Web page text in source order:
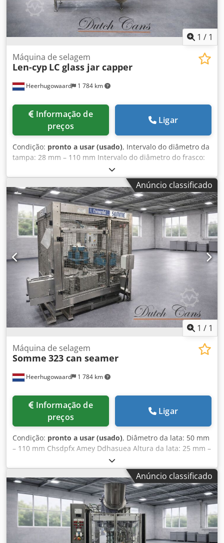
1 / 1
Heerhugowaard 1 784 km
Máquina de selagem
Len-cyp LC glass jar capper
preços
Ligar
Condição: pronto a usar (usado), Intervalo do diâmetro da
tampa: 28 mm – 110 mm Intervalo do diâmetro do frasco:
30 mm – 99 mm Injeção de vapor Cjdpfeyzbh Sex Amueha
Alimentação linear
Anúncio classificado
1 / 1
Heerhugowaard 1 784 km
Máquina de selagem
Somme 323 can seamer
preços
Ligar
Condição: pronto a usar (usado), Diâmetro da lata: 50 mm
– 110 mm Chsdpfx Amey Ddhasuea Altura da lata: 25 mm –
200 mm Capacidade: até 300 latas por minuto
Anúncio classificado